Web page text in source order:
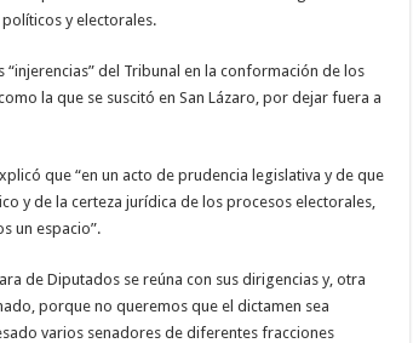
y electorales.
del Tribunal en la conformación de los
la que se suscitó en San Lázaro, por dejar fuera a
que “en un acto de prudencia legislativa y de que
y de la certeza jurídica de los procesos electorales,
un espacio”.
de Diputados se reúna con sus dirigencias y, otra
porque no queremos que el dictamen sea
varios senadores de diferentes fracciones